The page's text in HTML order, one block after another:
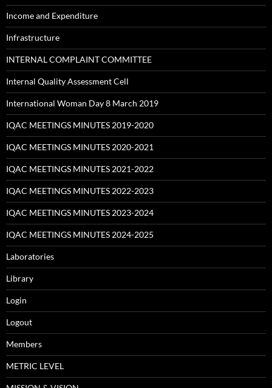
Income and Expenditure
Infrastructure
INTERNAL COMPLAINT COMMITTEE
Internal Quality Assessment Cell
International Woman Day 8 March 2019
IQAC MEETINGS MINUTES 2019-2020
IQAC MEETINGS MINUTES 2020-2021
IQAC MEETINGS MINUTES 2021-2022
IQAC MEETINGS MINUTES 2022-2023
IQAC MEETINGS MINUTES 2023-2024
IQAC MEETINGS MINUTES 2024-2025
Laboratories
Library
Login
Logout
Members
METRIC LEVEL